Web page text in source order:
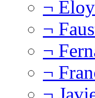
¬
¬
¬
¬
¬